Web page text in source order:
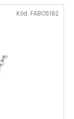
Kód: FABOS192